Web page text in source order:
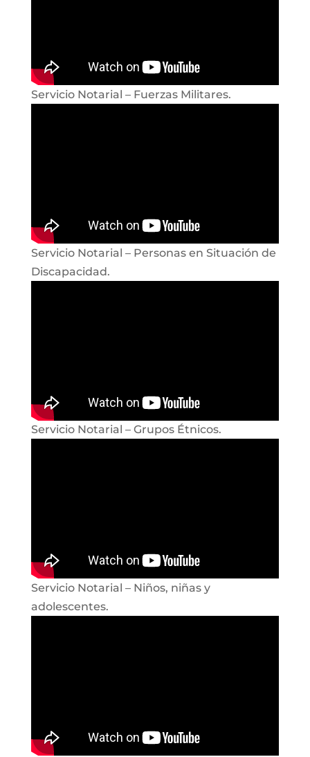
Servicio Notarial – Fuerzas Militares.
Servicio Notarial – Personas en Situación de
Discapacidad.
Servicio Notarial – Grupos Étnicos.
Servicio Notarial – Niños, niñas y
adolescentes.